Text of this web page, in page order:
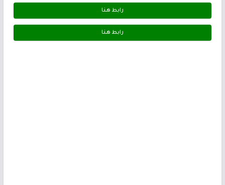
رابط هـنـا
رابط هـنـا